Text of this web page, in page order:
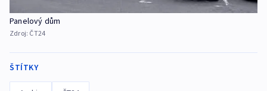
Panelový dům
Zdroj: ČT24
ŠTÍTKY